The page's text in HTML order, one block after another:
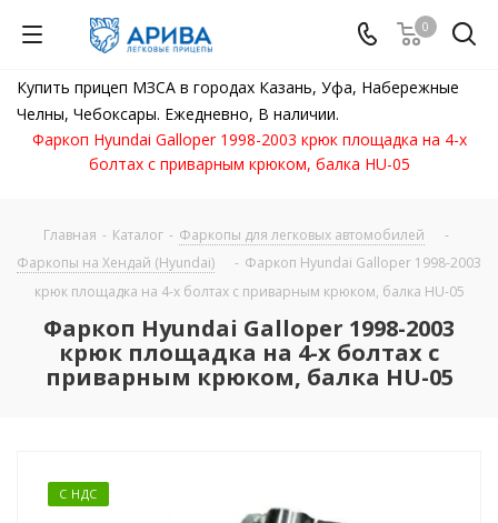
0
Купить прицеп МЗСА в городах Казань, Уфа, Набережные
Челны, Чебоксары. Ежедневно, В наличии.
Фаркоп Hyundai Galloper 1998-2003 крюк площадка на 4-х
болтах с приварным крюком, балка HU-05
Главная - Каталог - Фаркопы для легковых автомобилей
-
Фаркопы на Хендай (Hyundai)
- Фаркоп Hyundai Galloper 1998-2003
крюк площадка на 4-х болтах с приварным крюком, балка HU-05
Фаркоп Hyundai Galloper 1998-2003
крюк площадка на 4-х болтах с
приварным крюком, балка HU-05
С НДС